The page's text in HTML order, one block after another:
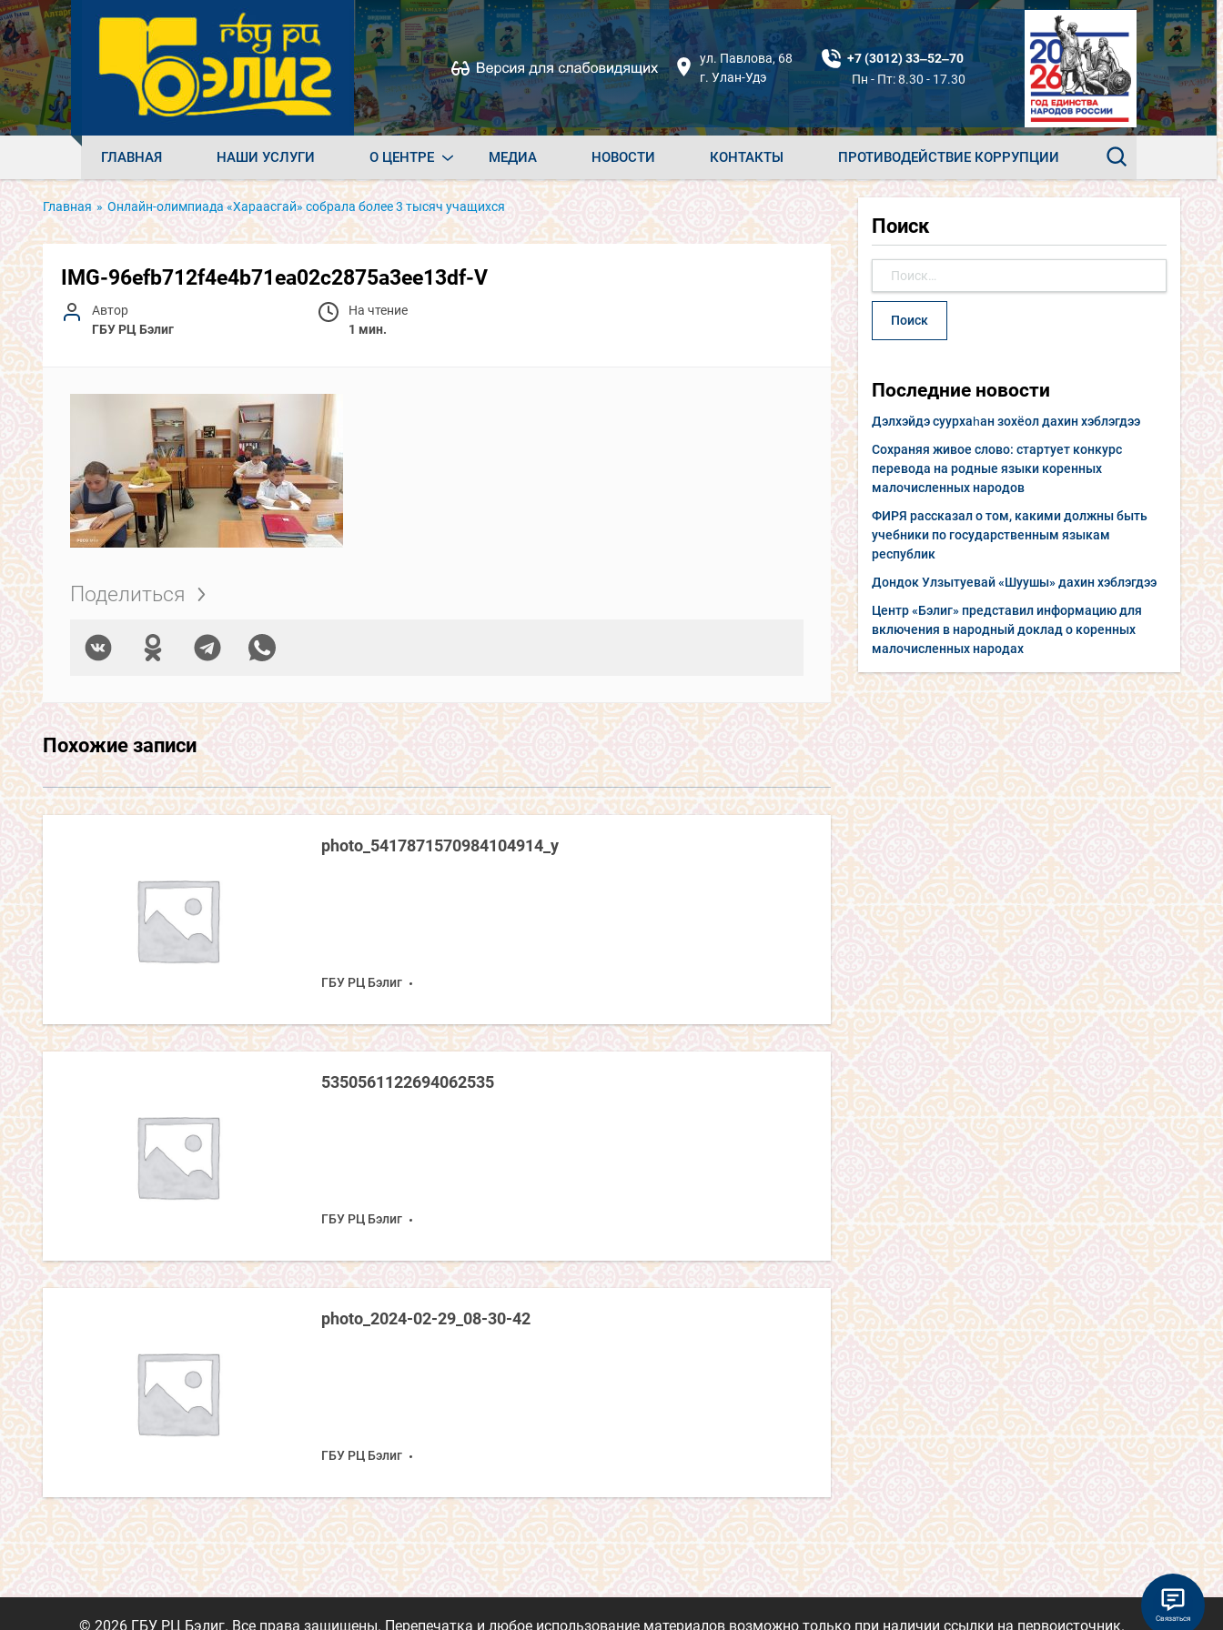
ул. Павлова, 68
г. Улан-Удэ
+7 (3012) 33‒52‒70
Пн - Пт: 8.30 - 17.30
ГЛАВНАЯ НАШИ УСЛУГИ О ЦЕНТРЕ МЕДИА НОВОСТИ КОНТАКТЫ ПРОТИВОДЕЙСТВИЕ КОРРУПЦИИ
Главная » Онлайн-олимпиада «Хараасгай» собрала более 3 тысяч учащихся
IMG-96efb712f4e4b71ea02c2875a3ee13df-V
Автор
ГБУ РЦ Бэлиг
На чтение
1 мин.
Поделиться
Похожие записи
photo_5417871570984104914_y
ГБУ РЦ Бэлиг
5350561122694062535
ГБУ РЦ Бэлиг
photo_2024-02-29_08-30-42
ГБУ РЦ Бэлиг
Поиск
Последние новости
Дэлхэйдэ суурхаһан зохёол дахин хэблэгдээ
Сохраняя живое слово: стартует конкурс
перевода на родные языки коренных
малочисленных народов
ФИРЯ рассказал о том, какими должны быть
учебники по государственным языкам
республик
Дондок Улзытуевай «Шуушы» дахин хэблэгдээ
Центр «Бэлиг» представил информацию для
включения в народный доклад о коренных
малочисленных народах
© 2026 ГБУ РЦ Бэлиг. Все права защищены. Перепечатка и любое использование материалов возможно только при наличии ссылки на первоисточник. Связаться